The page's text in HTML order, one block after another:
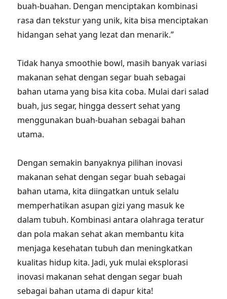
buah-buahan. Dengan menciptakan kombinasi
rasa dan tekstur yang unik, kita bisa menciptakan
hidangan sehat yang lezat dan menarik.”
Tidak hanya smoothie bowl, masih banyak variasi
makanan sehat dengan segar buah sebagai
bahan utama yang bisa kita coba. Mulai dari salad
buah, jus segar, hingga dessert sehat yang
menggunakan buah-buahan sebagai bahan
utama.
Dengan semakin banyaknya pilihan inovasi
makanan sehat dengan segar buah sebagai
bahan utama, kita diingatkan untuk selalu
memperhatikan asupan gizi yang masuk ke
dalam tubuh. Kombinasi antara olahraga teratur
dan pola makan sehat akan membantu kita
menjaga kesehatan tubuh dan meningkatkan
kualitas hidup kita. Jadi, yuk mulai eksplorasi
inovasi makanan sehat dengan segar buah
sebagai bahan utama di dapur kita!